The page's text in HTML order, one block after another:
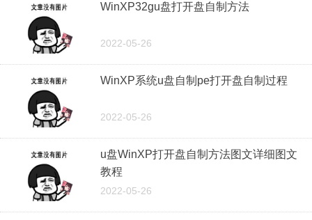
WinXP32gu盘打开盘自制方法
2022-05-26
WinXP系统u盘自制pe打开盘自制过程
2022-05-26
u盘WinXP打开盘自制方法图文详细图文
教程
2022-05-26